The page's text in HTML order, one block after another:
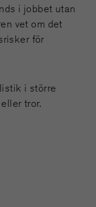
i jobbet utan
vet om det
för
i större
tror.